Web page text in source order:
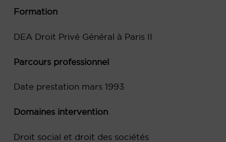
Formation
DEA Droit Privé Général à Paris II
Parcours professionnel
Date prestation mars 1993
Domaines intervention
Droit social et droit des sociétés